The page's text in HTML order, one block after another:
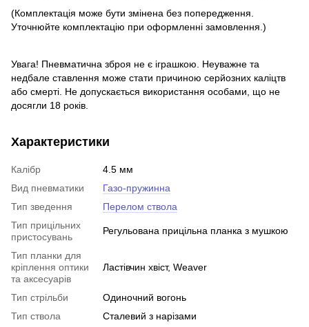
(Комплектація може бути змінена без попередження.
Уточнюйте комплектацію при оформленні замовлення .)
Увага! Пневматична зброя не є іграшкою. Неуважне та
недбале ставлення може стати причиною серйозних каліцтв
або смерті. Не допускається використання особами, що не
досягли 18 років.
Характеристики
Калібр
4.5 мм
Вид пневматики
Газо-пружинна
Тип зведення
Перелом ствола
Тип прицільних
пристосувань
Регульована прицільна планка з мушкою
Тип планки для
кріплення оптики
та аксесуарів
Ластівчин хвіст, Weaver
Тип стрільби
Одиночний вогонь
Тип ствола
Сталевий з нарізами